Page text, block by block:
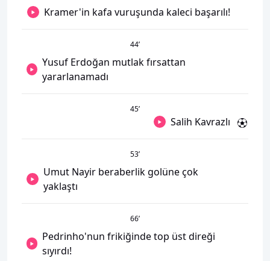
Kramer'in kafa vuruşunda kaleci başarılı!
44’
Yusuf Erdoğan mutlak fırsattan
yararlanamadı
45’
Salih Kavrazlı
53’
Umut Nayir beraberlik golüne çok
yaklaştı
66’
Pedrinho'nun frikiğinde top üst direği
sıyırdı!